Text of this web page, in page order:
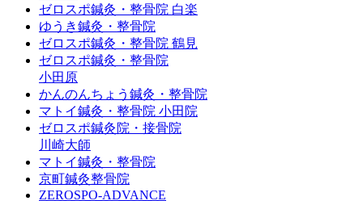
ゼロスポ鍼灸・整骨院 白楽
ゆうき鍼灸・整骨院
ゼロスポ鍼灸・整骨院 鶴見
ゼロスポ鍼灸・整骨院
小田原
かんのんちょう鍼灸・整骨院
マトイ鍼灸・整骨院 小田院
ゼロスポ鍼灸院・接骨院
川崎大師
マトイ鍼灸・整骨院
京町鍼灸整骨院
ZEROSPO-ADVANCE